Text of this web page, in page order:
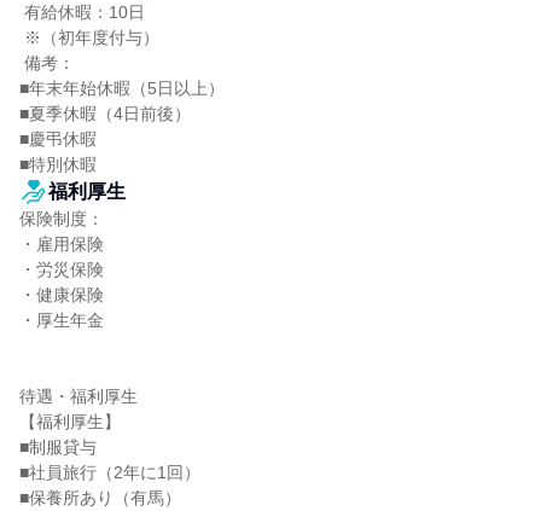
■年末年始休暇（5日以上）
■夏季休暇（4日前後）
■慶弔休暇
■特別休暇
福利厚生
保険制度：
・雇用保険
・労災保険
・健康保険
・厚生年金
待遇・福利厚生
【福利厚生】
■制服貸与
■社員旅行（2年に1回）
■保養所あり（有馬）